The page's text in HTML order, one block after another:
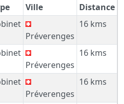
Ville
Distance
Préverenges
16 kms
Préverenges
16 kms
Préverenges
16 kms